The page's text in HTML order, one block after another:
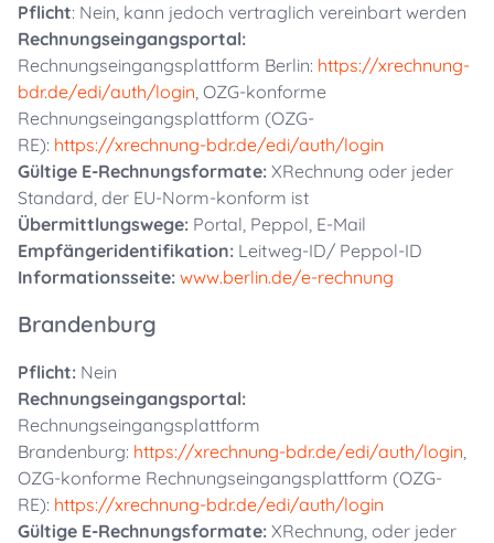
Pflicht: Nein, kann jedoch vertraglich vereinbart werden
Rechnungseingangsportal:
Rechnungseingangsplattform Berlin: https://xrechnung-
bdr.de/edi/auth/login, OZG-konforme
Rechnungseingangsplattform (OZG-
RE): https://xrechnung-bdr.de/edi/auth/login
Gültige E-Rechnungsformate: XRechnung oder jeder
Standard, der EU-Norm-konform ist
Übermittlungswege: Portal, Peppol, E-Mail
Empfängeridentifikation: Leitweg-ID/ Peppol-ID
Informationsseite: www.berlin.de/e-rechnung
Brandenburg
Pflicht: Nein
Rechnungseingangsportal:
Rechnungseingangsplattform
Brandenburg: https://xrechnung-bdr.de/edi/auth/login,
OZG-konforme Rechnungseingangsplattform (OZG-
RE): https://xrechnung-bdr.de/edi/auth/login
Gültige E-Rechnungsformate: XRechnung, oder jeder